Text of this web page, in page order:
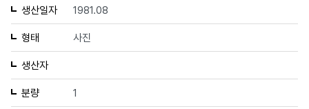
생산일자 1981.08
형태 사진
생산자
분량 1